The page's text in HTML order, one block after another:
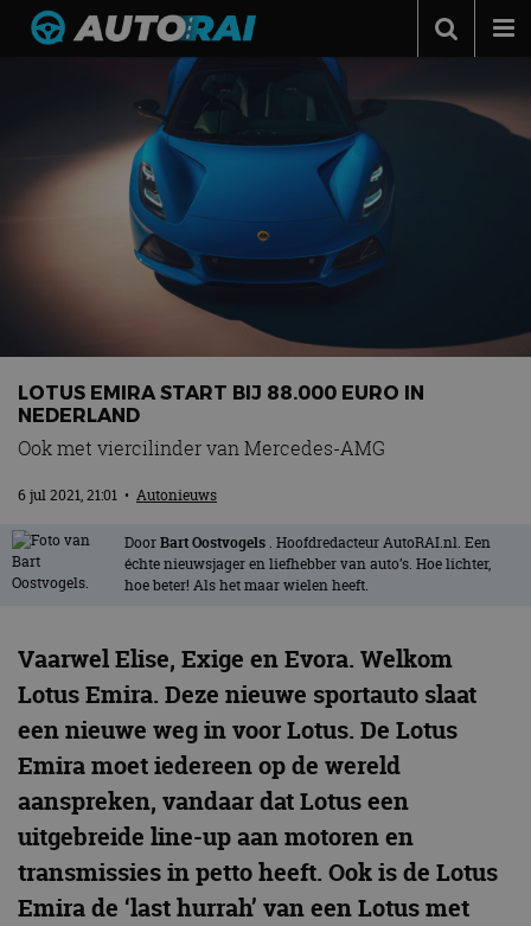
Autotests
Automerken
Adverteren
LOTUS EMIRA START BIJ 88.000 EURO IN
NEDERLAND
Ook met viercilinder van Mercedes-AMG
6 jul 2021, 21:01 • Autonieuws
DoorBart Oostvogels . Hoofdredacteur AutoRAI.nl. Een
échte nieuwsjager en liefhebber van auto’s. Hoe lichter,
hoe beter! Als het maar wielen heeft.
Vaarwel Elise, Exige en Evora. Welkom
Lotus Emira. Deze nieuwe sportauto slaat
een nieuwe weg in voor Lotus. De Lotus
Emira moet iedereen op de wereld
aanspreken, vandaar dat Lotus een
uitgebreide line-up aan motoren en
transmissies in petto heeft. Ook is de Lotus
Emira de ‘last hurrah’ van een Lotus met